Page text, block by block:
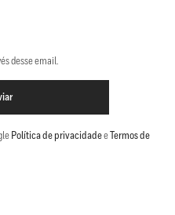
desse email.
Política de privacidadee Termos de